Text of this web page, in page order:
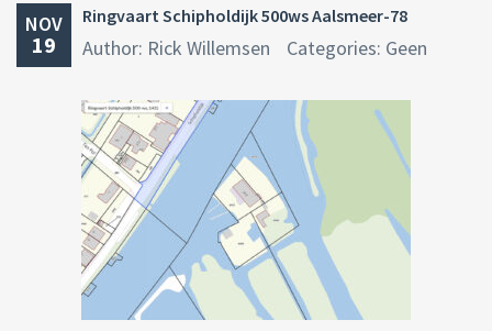
NOV
19
Ringvaart Schipholdijk 500ws Aalsmeer-78
Author: Rick Willemsen Categories: Geen